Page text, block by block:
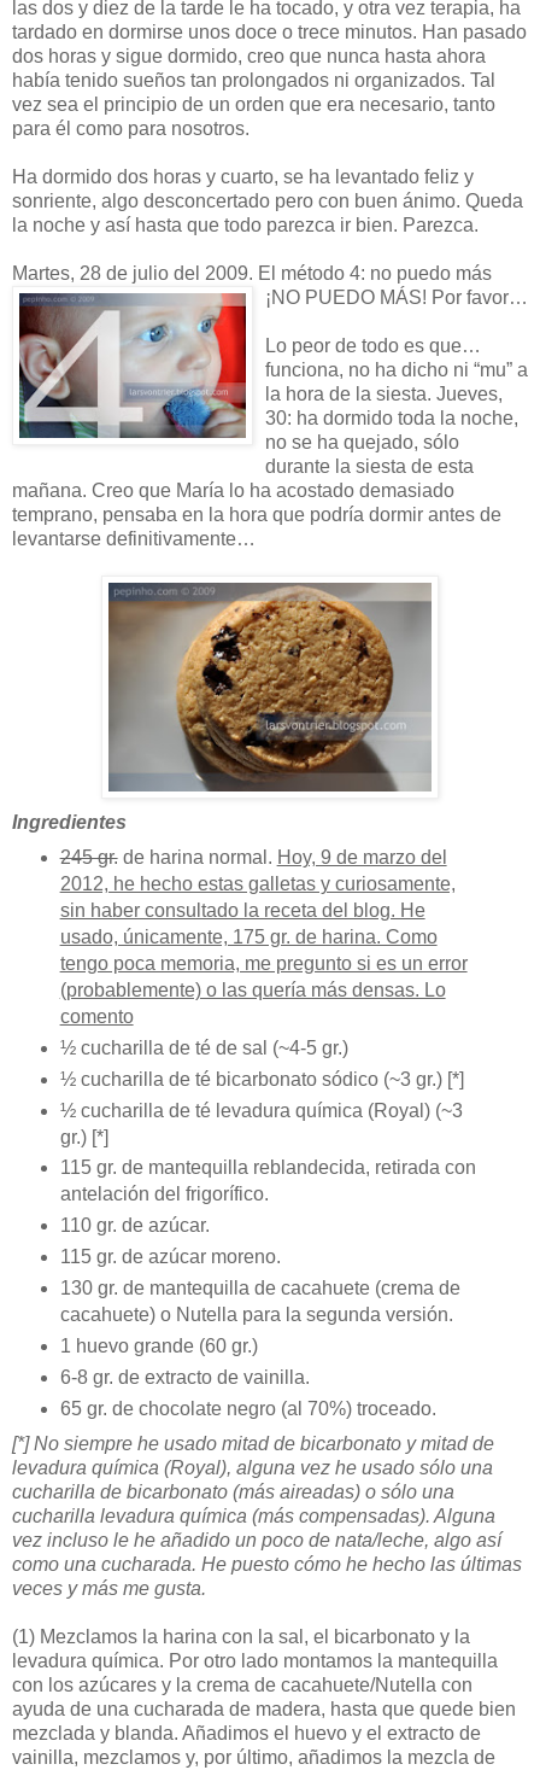
las dos y diez de la tarde le ha tocado, y otra vez terapia, ha
tardado en dormirse unos doce o trece minutos. Han pasado
dos horas y sigue dormido, creo que nunca hasta ahora
había tenido sueños tan prolongados ni organizados. Tal
vez sea el principio de un orden que era necesario, tanto
para él como para nosotros.
Ha dormido dos horas y cuarto, se ha levantado feliz y
sonriente, algo desconcertado pero con buen ánimo. Queda
la noche y así hasta que todo parezca ir bien. Parezca.
Martes, 28 de julio del 2009. El método 4: no puedo más
¡NO PUEDO MÁS! Por favor…
Lo peor de todo es que…
funciona, no ha dicho ni “mu” a
la hora de la siesta. Jueves,
30: ha dormido toda la noche,
no se ha quejado, sólo
durante la siesta de esta
mañana. Creo que María lo ha acostado demasiado
temprano, pensaba en la hora que podría dormir antes de
levantarse definitivamente…
Ingredientes
245 gr.de harina normal. Hoy, 9 de marzo del
2012, he hecho estas galletas y curiosamente,
sin haber consultado la receta del blog. He
usado, únicamente, 175 gr. de harina. Como
tengo poca memoria, me pregunto si es un error
(probablemente) o las quería más densas. Lo
comento
½ cucharilla de té de sal (~4-5 gr.)
½ cucharilla de té bicarbonato sódico (~3 gr.) [*]
½ cucharilla de té levadura química (Royal) (~3
gr.) [*]
115 gr. de mantequilla reblandecida, retirada con
antelación del frigorífico.
110 gr. de azúcar.
115 gr. de azúcar moreno.
130 gr. de mantequilla de cacahuete (crema de
cacahuete) o Nutella para la segunda versión.
1 huevo grande (60 gr.)
6-8 gr. de extracto de vainilla.
65 gr. de chocolate negro (al 70%) troceado.
[*] No siempre he usado mitad de bicarbonato y mitad de
levadura química (Royal), alguna vez he usado sólo una
cucharilla de bicarbonato (más aireadas) o sólo una
cucharilla levadura química (más compensadas). Alguna
vez incluso le he añadido un poco de nata/leche, algo así
como una cucharada. He puesto cómo he hecho las últimas
veces y más me gusta.
(1) Mezclamos la harina con la sal, el bicarbonato y la
levadura química. Por otro lado montamos la mantequilla
con los azúcares y la crema de cacahuete/Nutella con
ayuda de una cucharada de madera, hasta que quede bien
mezclada y blanda. Añadimos el huevo y el extracto de
vainilla, mezclamos y, por último, añadimos la mezcla de